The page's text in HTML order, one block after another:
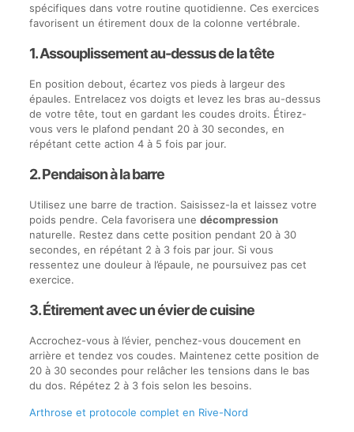
spécifiques dans votre routine quotidienne. Ces exercices
favorisent un étirement doux de la colonne vertébrale.
1. Assouplissement au-dessus de la tête
En position debout, écartez vos pieds à largeur des
épaules. Entrelacez vos doigts et levez les bras au-dessus
de votre tête, tout en gardant les coudes droits. Étirez-
vous vers le plafond pendant 20 à 30 secondes, en
répétant cette action 4 à 5 fois par jour.
2. Pendaison à la barre
Utilisez une barre de traction. Saisissez-la et laissez votre
poids pendre. Cela favorisera une décompression
naturelle. Restez dans cette position pendant 20 à 30
secondes, en répétant 2 à 3 fois par jour. Si vous
ressentez une douleur à l’épaule, ne poursuivez pas cet
exercice.
3. Étirement avec un évier de cuisine
Accrochez-vous à l’évier, penchez-vous doucement en
arrière et tendez vos coudes. Maintenez cette position de
20 à 30 secondes pour relâcher les tensions dans le bas
du dos. Répétez 2 à 3 fois selon les besoins.
Arthrose et protocole complet en Rive-Nord